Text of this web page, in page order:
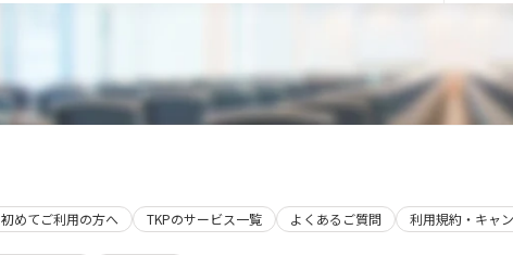
初めてご利用の方へ TKPのサービス一覧 よくあるご質問 利用規約・キャ